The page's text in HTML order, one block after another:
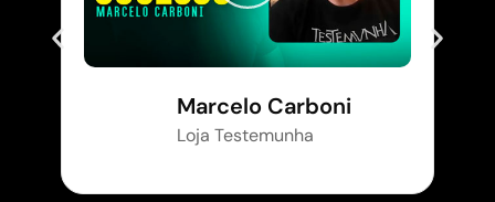
Marcelo Carboni
Loja Testemunha